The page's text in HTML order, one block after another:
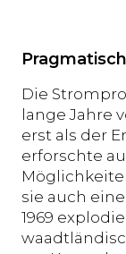
Die
lange Jahre
erst als der
erforschte
sie auch
1969